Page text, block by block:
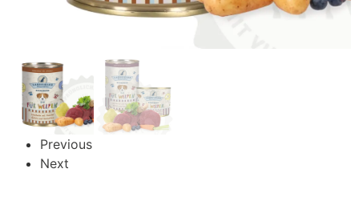
Previous
Next